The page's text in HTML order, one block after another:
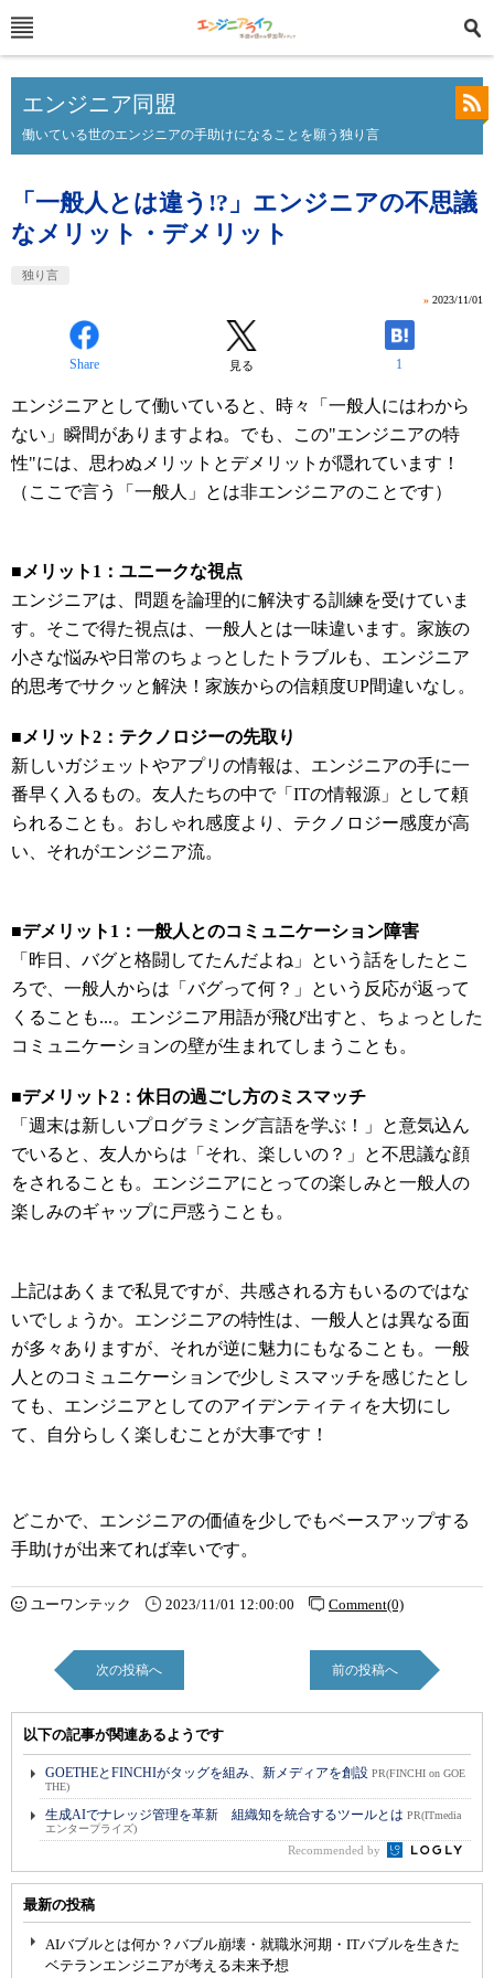
エンジニア同盟
働いている世のエンジニアの手助けになることを願う独り言
「一般人とは違う!?」エンジニアの不思議
なメリット・デメリット
独り言
» 2023/11/01
Share 見る 1
エンジニアとして働いていると、時々「一般人にはわから
ない」瞬間がありますよね。でも、この"エンジニアの特
性"には、思わぬメリットとデメリットが隠れています！
（ここで言う「一般人」とは非エンジニアのことです）
■メリット1：ユニークな視点
エンジニアは、問題を論理的に解決する訓練を受けていま
す。そこで得た視点は、一般人とは一味違います。家族の
小さな悩みや日常のちょっとしたトラブルも、エンジニア
的思考でサクッと解決！家族からの信頼度UP間違いなし。
■メリット2：テクノロジーの先取り
新しいガジェットやアプリの情報は、エンジニアの手に一
番早く入るもの。友人たちの中で「ITの情報源」として頼
られることも。おしゃれ感度より、テクノロジー感度が高
い、それがエンジニア流。
■デメリット1：一般人とのコミュニケーション障害
「昨日、バグと格闘してたんだよね」という話をしたとこ
ろで、一般人からは「バグって何？」という反応が返って
くることも...。エンジニア用語が飛び出すと、ちょっとした
コミュニケーションの壁が生まれてしまうことも。
■デメリット2：休日の過ごし方のミスマッチ
「週末は新しいプログラミング言語を学ぶ！」と意気込ん
でいると、友人からは「それ、楽しいの？」と不思議な顔
をされることも。エンジニアにとっての楽しみと一般人の
楽しみのギャップに戸惑うことも。
上記はあくまで私見ですが、共感される方もいるのではな
いでしょうか。エンジニアの特性は、一般人とは異なる面
が多々ありますが、それが逆に魅力にもなることも。一般
人とのコミュニケーションで少しミスマッチを感じたとし
ても、エンジニアとしてのアイデンティティを大切にし
て、自分らしく楽しむことが大事です！
どこかで、エンジニアの価値を少しでもベースアップする
手助けが出来てれば幸いです。
ユーワンテック 2023/11/01 12:00:00 Comment(0)
次の投稿へ 前の投稿へ
以下の記事が関連あるようです
GOETHEとFINCHIがタッグを組み、新メディアを創設 PR(FINCHI on GOE
THE)
生成AIでナレッジ管理を革新 組織知を統合するツールとは PR(ITmedia
エンタープライズ)
Recommended by
最新の投稿
AIバブルとは何か？バブル崩壊・就職氷河期・ITバブルを生きた
ベテランエンジニアが考える未来予想